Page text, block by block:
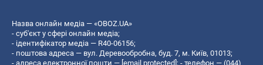
Назва онлайн медіа — «OBOZ.UA»
- суб'єкт у сфері онлайн медіа;
- ідентифікатор медіа — R40-06156;
- поштова адреса — вул. Деревообробна, буд. 7, м. Київ, 01013;
- адреса електронної пошти — [email protected]; - телефон — (044)